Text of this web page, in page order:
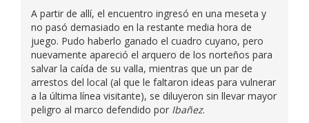
A partir de allí, el encuentro ingresó en una meseta y
no pasó demasiado en la restante media hora de
juego. Pudo haberlo ganado el cuadro cuyano, pero
nuevamente apareció el arquero de los norteños para
salvar la caída de su valla, mientras que un par de
arrestos del local (al que le faltaron ideas para vulnerar
a la última línea visitante), se diluyeron sin llevar mayor
peligro al marco defendido por Ibañez.